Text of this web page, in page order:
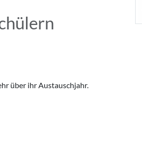
über ihr Austauschjahr.